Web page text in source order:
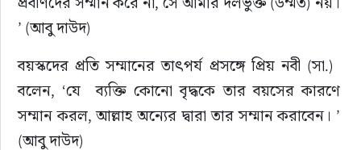
’ (আবু দাউদ)
বয়স্কদের প্রতি সম্মানের তাৎপর্য প্রসঙ্গে প্রিয় নবী (সা.)
বলেন, ‘যে  ব্যক্তি কোনো বৃদ্ধকে তার বয়সের কারণে
সম্মান করল, আল্লাহ অন্যের দ্বারা তার সম্মান করাবেন। ’
(আবু দাউদ)